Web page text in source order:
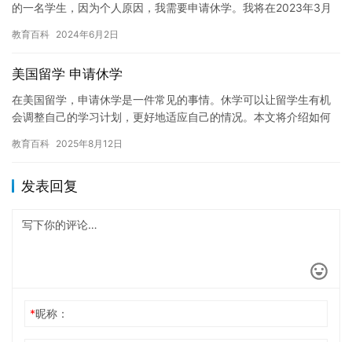
的一名学生，因为个人原因，我需要申请休学。我将在2023年3月
教育百科 2024年6月2日
美国留学 申请休学
在美国留学，申请休学是一件常见的事情。休学可以让留学生有机
会调整自己的学习计划，更好地适应自己的情况。本文将介绍如何
生…
教育百科 2025年8月12日
发表回复
*昵称：